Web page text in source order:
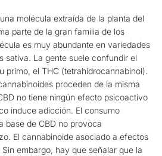
molécula extraída de la planta del
parte de la gran familia de los
es muy abundante en variedades
sativa. La gente suele confundir el
primo, el THC (tetrahidrocannabinol).
proceden de la misma
no tiene ningún efecto psicoactivo
induce adicción. El consumo
base de CBD no provoca
El cannabinoide asociado a efectos
embargo, hay que señalar que la